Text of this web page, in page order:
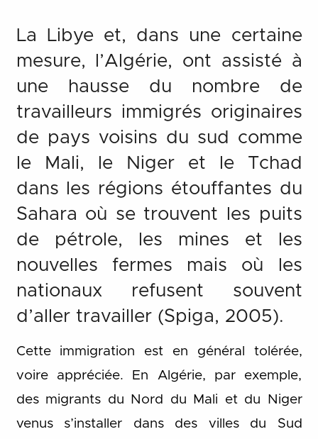
La Libye et, dans une certaine
mesure, l’Algérie, ont assisté à
une hausse du nombre de
travailleurs immigrés originaires
de pays voisins du sud comme
le Mali, le Niger et le Tchad
dans les régions étouffantes du
Sahara où se trouvent les puits
de pétrole, les mines et les
nouvelles fermes mais où les
nationaux refusent souvent
d’aller travailler (Spiga, 2005).
Cette immigration est en général tolérée,
voire appréciée. En Algérie, par exemple,
des migrants du Nord du Mali et du Niger
venus s’installer dans des villes du Sud